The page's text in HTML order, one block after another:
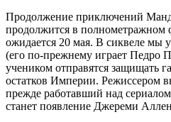
Продолжение приключений
продолжится в полнометражном
ожидается 20 мая. В сиквеле
(его по-прежнему играет Педро
учеником отправятся защищать
остатков Империи. Режиссером
прежде работавший над
станет появление Джереми